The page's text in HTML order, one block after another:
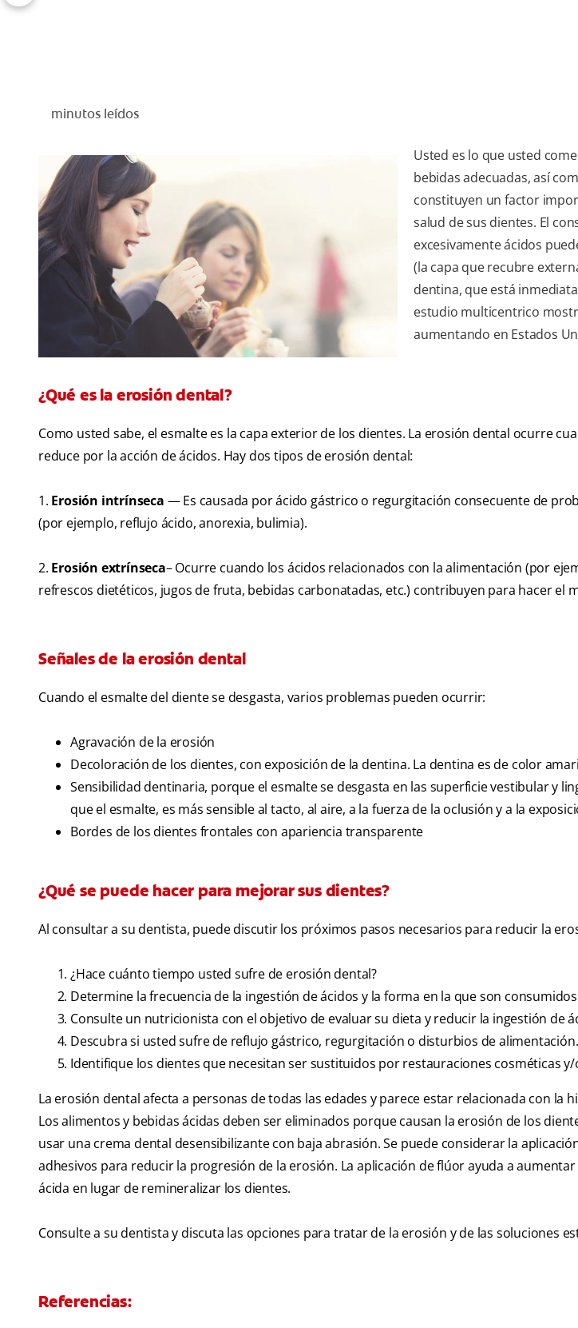
minutos leídos
Usted es lo que usted
bebidas adecuadas, así
constituyen un factor
salud de sus dientes. El
excesivamente ácidos
(la capa que recubre
dentina, que está
estudio multicentrico
aumentando en Estados
¿Qué es la erosión dental?
Como usted sabe, el esmalte es la capa exterior de los dientes. La erosión dental ocurre
reduce por la acción de ácidos. Hay dos tipos de erosión dental:
1. Erosión intrínseca — Es causada por ácido gástrico o regurgitación consecuente de
(por ejemplo, reflujo ácido, anorexia, bulimia).
2. Erosión extrínseca– Ocurre cuando los ácidos relacionados con la alimentación (por
refrescos dietéticos, jugos de fruta, bebidas carbonatadas, etc.) contribuyen para hacer el
Señales de la erosión dental
Cuando el esmalte del diente se desgasta, varios problemas pueden ocurrir:
Agravación de la erosión
Decoloración de los dientes, con exposición de la dentina. La dentina es de color
Sensibilidad dentinaria, porque el esmalte se desgasta en las superficie vestibular y
que el esmalte, es más sensible al tacto, al aire, a la fuerza de la oclusión y a la
Bordes de los dientes frontales con apariencia transparente
¿Qué se puede hacer para mejorar sus dientes?
Al consultar a su dentista, puede discutir los próximos pasos necesarios para reducir la
¿Hace cuánto tiempo usted sufre de erosión dental?
Determine la frecuencia de la ingestión de ácidos y la forma en la que son
Consulte un nutricionista con el objetivo de evaluar su dieta y reducir la ingestión de
Descubra si usted sufre de reflujo gástrico, regurgitación o disturbios de alimentación.
Identifique los dientes que necesitan ser sustituidos por restauraciones cosméticas y/
La erosión dental afecta a personas de todas las edades y parece estar relacionada con la
Los alimentos y bebidas ácidas deben ser eliminados porque causan la erosión de los
usar una crema dental desensibilizante con baja abrasión. Se puede considerar la
adhesivos para reducir la progresión de la erosión. La aplicación de flúor ayuda a
ácida en lugar de remineralizar los dientes.
Consulte a su dentista y discuta las opciones para tratar de la erosión y de las soluciones
Referencias: